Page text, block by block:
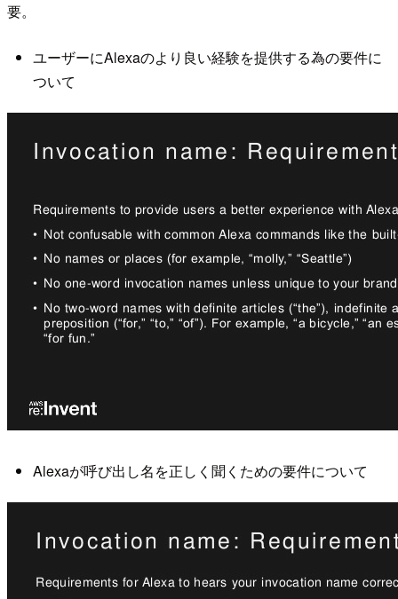
要。
ユーザーにAlexaのより良い経験を提供する為の要件に
ついて
Alexaが呼び出し名を正しく聞くための要件について